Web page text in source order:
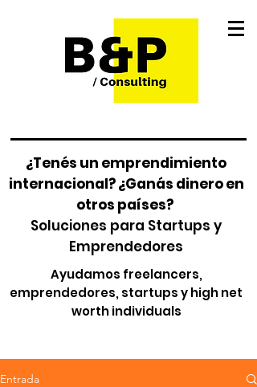
¿Tenés un emprendimiento
internacional? ¿Ganás dinero en
otros países?
Soluciones para Startups y
Emprendedores
Ayudamos freelancers,
emprendedores, startups y high net
worth individuals
Entrada